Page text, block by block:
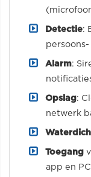
Detectie:
Alarm:
Opslag:
netwerk
Toegang
app en